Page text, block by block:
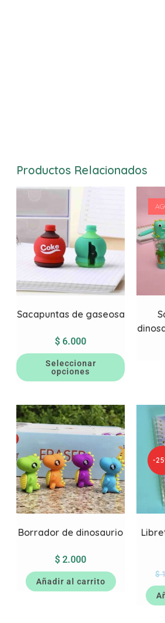
Productos Relacionados
Sacapuntas de gaseosa
$ 6.000
Seleccionar
opciones
Borrador de dinosaurio
$ 2.000
Añadir al carrito
-
$